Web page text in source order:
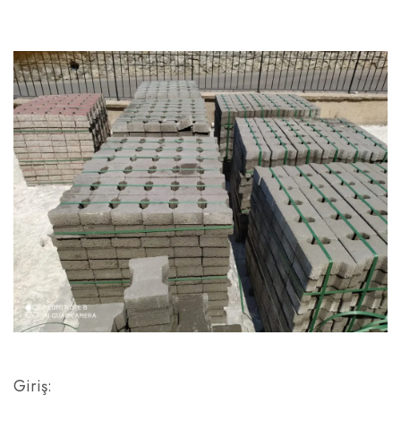
Giriş: